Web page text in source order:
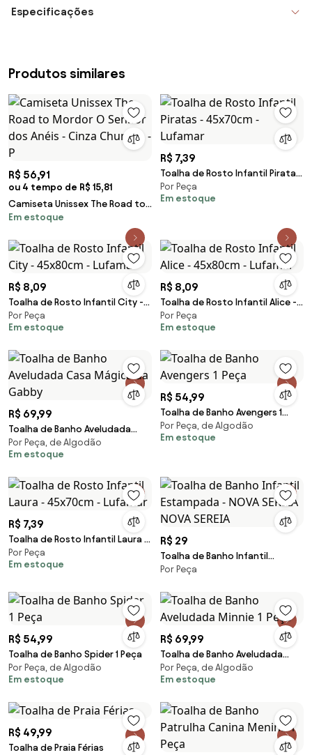
Especificações
Produtos similares
R$ 56,91
ou 4 tempo de R$ 15,81
Camiseta Unissex The Road to
Mordor O Senhor dos Anéis -
Em estoque
R$ 7,39
Toalha de Rosto Infantil Piratas
- 45x70cm - Lufamar
Por Peça
Em estoque
R$ 8,09
Toalha de Rosto Infantil City -
45x80cm - Lufamar
Por Peça
Em estoque
R$ 8,09
Toalha de Rosto Infantil Alice -
45x80cm - Lufamar
Por Peça
Em estoque
R$ 69,99
Toalha de Banho Aveludada
Casa Mágica da Gabby
Por Peça, de Algodão
Em estoque
R$ 54,99
Toalha de Banho Avengers 1
Peça
Por Peça, de Algodão
Em estoque
R$ 7,39
Toalha de Rosto Infantil Laura -
45x70cm - Lufamar
Por Peça
Em estoque
R$ 29
Toalha de Banho Infantil
Estampada - NOVA SEREIA NOVA
Por Peça
R$ 54,99
Toalha de Banho Spider 1 Peça
Por Peça, de Algodão
Em estoque
R$ 69,99
Toalha de Banho Aveludada
Minnie 1 Peça
Por Peça, de Algodão
Em estoque
R$ 49,99
Toalha de Praia Férias